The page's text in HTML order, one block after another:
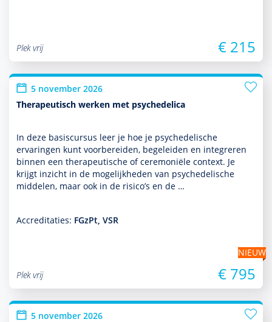
Plek vrij € 215
5 november 2026
Therapeutisch werken met psychedelica
In deze basis­cursus leer je hoe je psychedelische
ervaringen kunt voorbereiden, bege­leiden en integreren
binnen een thera­peu­tische of ceremoniële context. Je
krijgt inzicht in de moge­lijk­heden van psychedelische
middelen, maar ook in de risico’s en de …
Accreditaties: FGzPt, VSR
NIEUW
Plek vrij
€ 795
5 november 2026